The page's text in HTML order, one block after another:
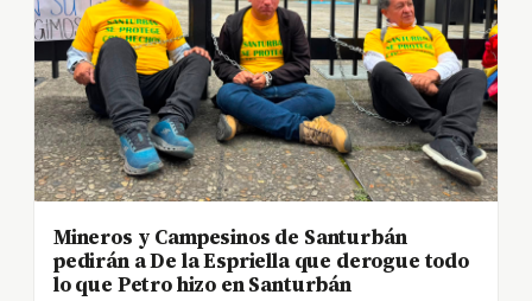
Mineros y Campesinos de Santurbán
pedirán a De la Espriella que derogue todo
lo que Petro hizo en Santurbán